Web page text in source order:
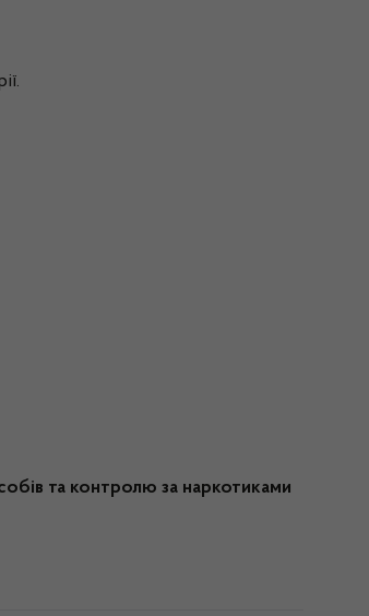
та контролю за наркотиками